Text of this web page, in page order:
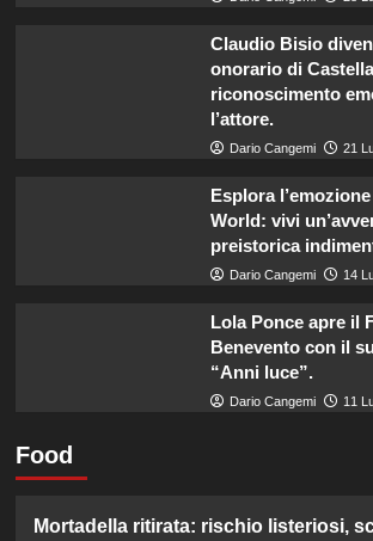
Claudio Bisio
onorario di
riconoscimento
l’attore.
Dario Cangemi 21
Esplora
World: vivi
preistorica
Dario Cangemi 14
Lola Ponce apre il
Benevento con il
“Anni luce”.
Dario Cangemi 11
Food
Mortadella ritirata: rischio listeriosi,